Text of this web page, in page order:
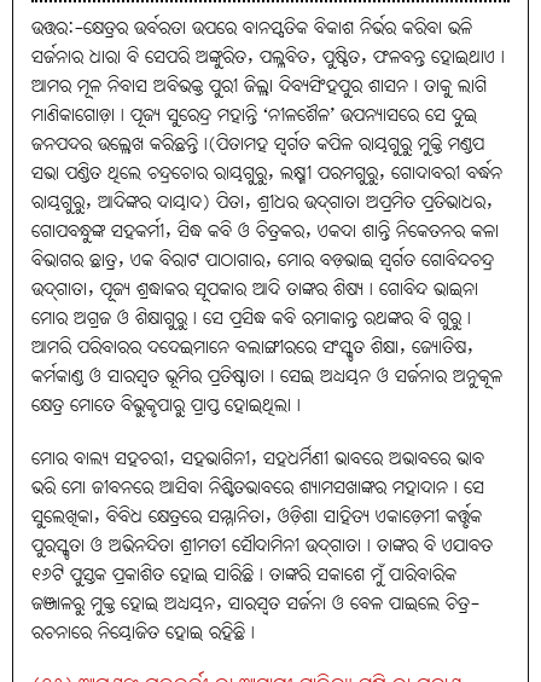
ଉତ୍ତର:-କ୍ଷେତ୍ରର ଉର୍ବରତା ଉପରେ ବାନସ୍ପତିକ ବିକାଶ ନିର୍ଭର କରିବା ଭଳି
ସର୍ଜନାର ଧାରା ବି ସେପରି ଅଙ୍କୁରିତ, ପଲ୍ଳବିତ, ପୁଷ୍ପିତ, ଫଳବନ୍ତ ହୋଇଥାଏ।
ଆମର ମୂଳ ନିବାସ ଅବିଭକ୍ତ ପୁରୀ ଜିଲ୍ଲା ଦିବ୍ୟସିଂହପୁର ଶାସନ। ତାକୁ ଲାଗି
ମାଣିକାଗୋଡ଼ା। ପୂଜ୍ୟ ସୁରେନ୍ଦ୍ର ମହାନ୍ତି ‘ନୀଳଶୈଳ’ ଉପନ୍ୟାସରେ ସେ ଦୁଇ
ଜନପଦର ଉଲ୍ଲେଖ କରିଛନ୍ତି।(ପିତାମହ ସ୍ବର୍ଗତ କପିଳ ରାୟଗୁରୁ ମୁକ୍ତି ମଣ୍ଡପ
ସଭା ପଣ୍ଡିତ ଥିଲେ ଚନ୍ଦ୍ରଚୋର ରାୟଗୁରୁ, ଲକ୍ଷ୍ମୀ ପରମଗୁରୁ, ଗୋଦାବରୀ ବର୍ଦ୍ଧନ
ରାୟଗୁରୁ, ଆଦିଙ୍କର ଦାୟାଦ) ପିତା, ଶ୍ରୀଧର ଉଦ୍‌ଗାତା ଅପ୍ରମିତ ପ୍ରତିଭାଧର,
ଗୋପବନ୍ଧୁଙ୍କ ସହକର୍ମୀ, ସିଦ୍ଧ କବି ଓ ଚିତ୍ରକର, ଏକଦା ଶାନ୍ତି ନିକେତନର କଳା
ବିଭାଗର ଛାତ୍ର, ଏକ ବିରାଟ ପାଠାଗାର, ମୋର ବଡ଼ଭାଇ ସ୍ବର୍ଗତ ଗୋବିନ୍ଦଚନ୍ଦ୍ର
ଉଦ୍‌ଗାତା, ପୂଜ୍ୟ ଶ୍ରଦ୍ଧାକର ସୂପକାର ଆଦି ତାଙ୍କର ଶିଷ୍ୟ। ଗୋବିନ୍ଦ ଭାଇନା
ମୋର ଅଗ୍ରଜ ଓ ଶିକ୍ଷାଗୁରୁ। ସେ ପ୍ରସିଦ୍ଧ କବି ରମାକାନ୍ତ ରଥଙ୍କର ବି ଗୁରୁ।
ଆମରି ପରିବାରର ଦଦେଇମାନେ ବଲାଙ୍ଗୀରରେ ସଂସ୍କୃତ ଶିକ୍ଷା, ଜ୍ୟୋତିଷ,
କର୍ମକାଣ୍ଡ ଓ ସାରସ୍ବତ ଭୂମିର ପ୍ରତିଷ୍ଠାତା। ସେଇ ଅଧ୍ୟୟନ ଓ ସର୍ଜନାର ଅନୁକୂଳ
କ୍ଷେତ୍ର ମୋତେ ବିଭୁକୃପାରୁ ପ୍ରାପ୍ତ ହୋଇଥିଲା।
ମୋର ବାଲ୍ୟ ସହଚରୀ, ସହଭାଗିନୀ, ସହଧର୍ମିଣୀ ଭାବରେ ଅଭାବରେ ଭାବ
ଭରି ମୋ ଜୀବନରେ ଆସିବା ନିଶ୍ଚିତଭାବରେ ଶ୍ୟାମସଖାଙ୍କର ମହାଦାନ। ସେ
ସୁଲେଖିକା, ବିବିଧ କ୍ଷେତ୍ରରେ ସମ୍ମାନିତା, ଓଡ଼ିଶା ସାହିତ୍ୟ ଏକାଡ଼େମୀ କର୍ତ୍ତୃକ
ପୁରସ୍କୃତା ଓ ଅଭିନନ୍ଦିତା ଶ୍ରୀମତୀ ସୌଦାମିନୀ ଉଦ୍‌ଗାତା। ତାଙ୍କର ବି ଏଯାବତ
୧୬ଟି ପୁସ୍ତକ ପ୍ରକାଶିତ ହୋଇ ସାରିଛି। ତାଙ୍କରି ସକାଶେ ମୁଁ ପାରିବାରିକ
ଜଞ୍ଜାଳରୁ ମୁକ୍ତ ହୋଇ ଅଧ୍ୟୟନ, ସାରସ୍ବତ ସର୍ଜନା ଓ ବେଳ ପାଇଲେ ଚିତ୍ର-
ରଚନାରେ ନିୟୋଜିତ ହୋଇ ରହିଛି।